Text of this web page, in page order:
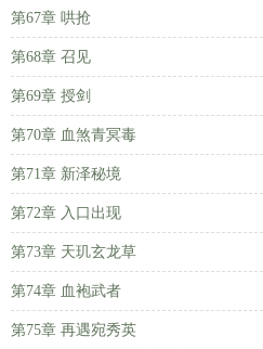
第67章 哄抢
第68章 召见
第69章 授剑
第70章 血煞青冥毒
第71章 新泽秘境
第72章 入口出现
第73章 天玑玄龙草
第74章 血袍武者
第75章 再遇宛秀英